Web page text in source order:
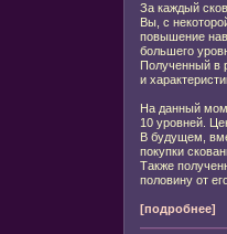
За каждый
Вы, с
повышение
большего
Полученный в
и
На данный
10 уровней.
В будущем,
покупки
Также
половину от
[подробнее]